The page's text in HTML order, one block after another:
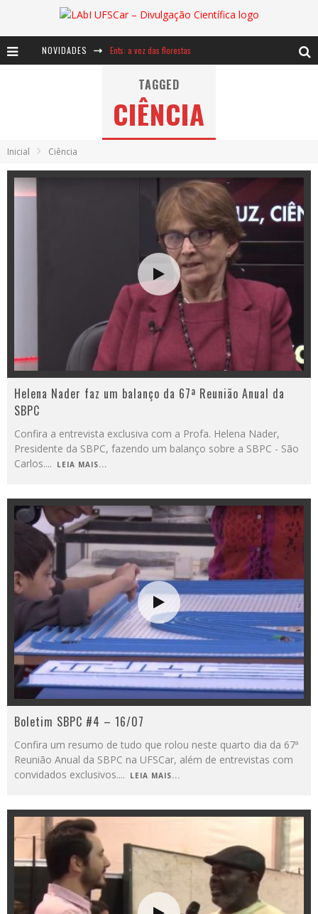
NOVIDADES Ents: a voz das florestas
Notáveis: Bertha Lutz
TAGGED
CIÊNCIA
Inicial Ciência
Helena Nader faz um balanço da 67ª Reunião Anual da
SBPC
Confira a entrevista exclusiva com a Profa. Helena Nader,
Presidente da SBPC, fazendo um balanço sobre a SBPC - São
Carlos.... LEIA MAIS...
Boletim SBPC #4 – 16/07
Confira um resumo de tudo que rolou neste quarto dia da 67ª
Reunião Anual da SBPC na UFSCar, além de entrevistas com
convidados exclusivos.... LEIA MAIS...